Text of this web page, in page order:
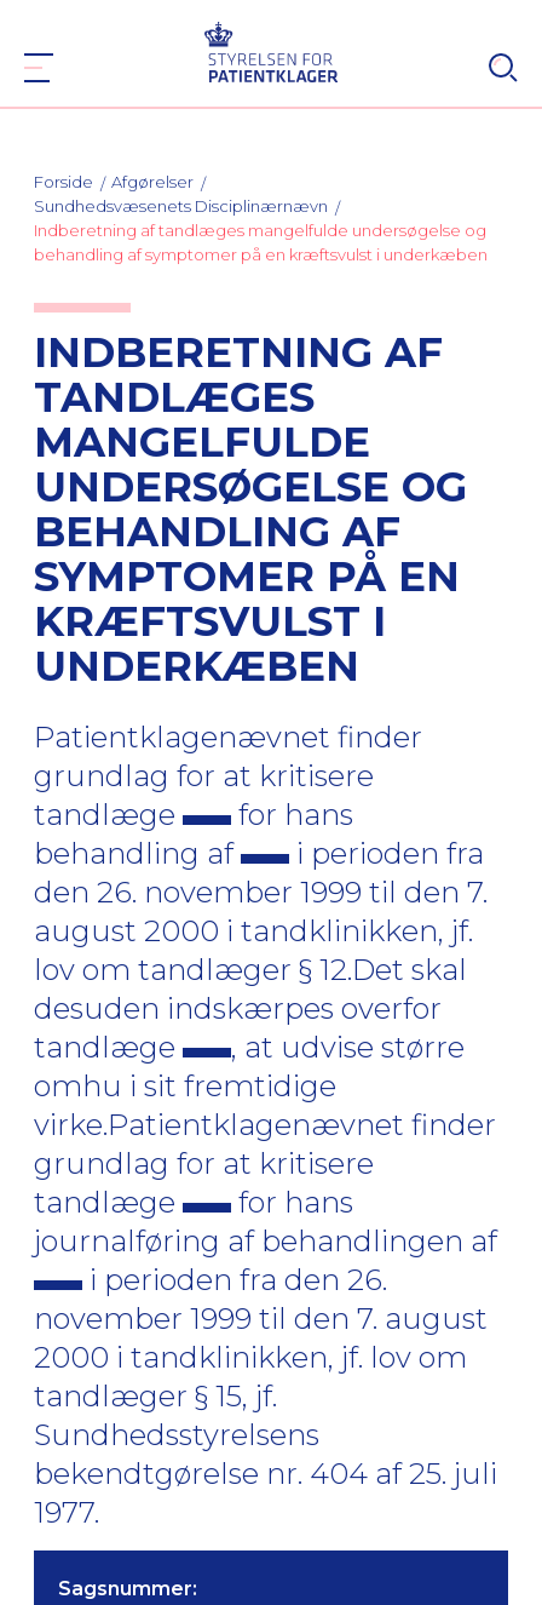
Forside
Afgørelser
Sundhedsvæsenets Disciplinærnævn
Indberetning af tandlæges mangelfulde undersøgelse og
behandling af symptomer på en kræftsvulst i underkæben
INDBERETNING AF
TANDLÆGES
MANGELFULDE
UNDERSØGELSE OG
BEHANDLING AF
SYMPTOMER PÅ EN
KRÆFTSVULST I
UNDERKÆBEN
Patientklagenævnet finder
grundlag for at kritisere
tandlæge
for hans
behandling af
i perioden fra
den 26. november 1999 til den 7.
august 2000 i tandklinikken, jf.
lov om tandlæger § 12.Det skal
desuden indskærpes overfor
tandlæge
, at udvise større
omhu i sit fremtidige
virke.Patientklagenævnet finder
grundlag for at kritisere
tandlæge
for hans
journalføring af behandlingen af
i perioden fra den 26.
november 1999 til den 7. august
2000 i tandklinikken, jf. lov om
tandlæger § 15, jf.
Sundhedsstyrelsens
bekendtgørelse nr. 404 af 25. juli
1977.
Sagsnummer: